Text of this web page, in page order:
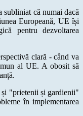
subliniat că numai dacă
Europeană, UE își
pentru dezvoltarea
clară - când va
al UE. A obosit să
și "prietenii și gardienii"
în implementarea